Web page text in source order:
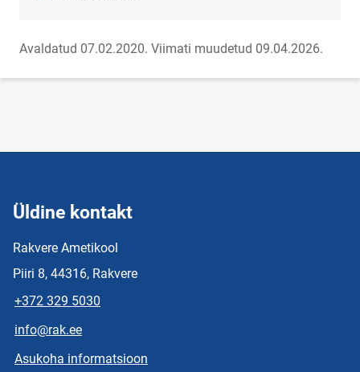
Avaldatud 07.02.2020. Viimati muudetud 09.04.2026.
Üldine kontakt
Rakvere Ametikool
Piiri 8, 44316, Rakvere
+372 329 5030
info@rak.ee
Asukoha informatsioon